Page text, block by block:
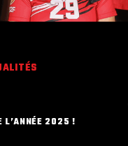
L’ANNÉE 2025 !